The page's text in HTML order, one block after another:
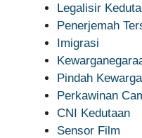
Legalisir
Penerjemah
Imigrasi
Pindah
Perkawinan
CNI Kedutaan
Sensor Film